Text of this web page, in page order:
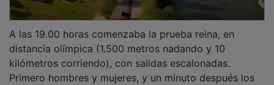
A las 19.00 horas comenzaba la prueba reina, en
distancia olímpica (1.500 metros nadando y 10
kilómetros corriendo), con salidas escalonadas.
Primero hombres y mujeres, y un minuto después los